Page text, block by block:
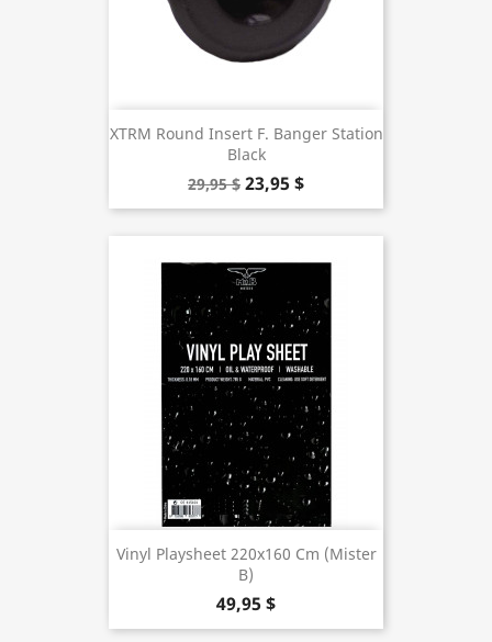
XTRM Round Insert F. Banger Station
Black
29,95 $ 23,95 $
Vinyl Playsheet 220x160 Cm (Mister
B)
49,95 $